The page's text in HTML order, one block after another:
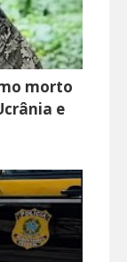
morto
e